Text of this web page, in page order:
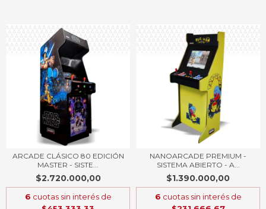
ARCADE CLÁSICO 80 EDICIÓN
MASTER - SISTE...
$2.720.000,00
6 cuotas sin interés de
NANOARCADE PREMIUM -
SISTEMA ABIERTO - A...
$1.390.000,00
6 cuotas sin interés de